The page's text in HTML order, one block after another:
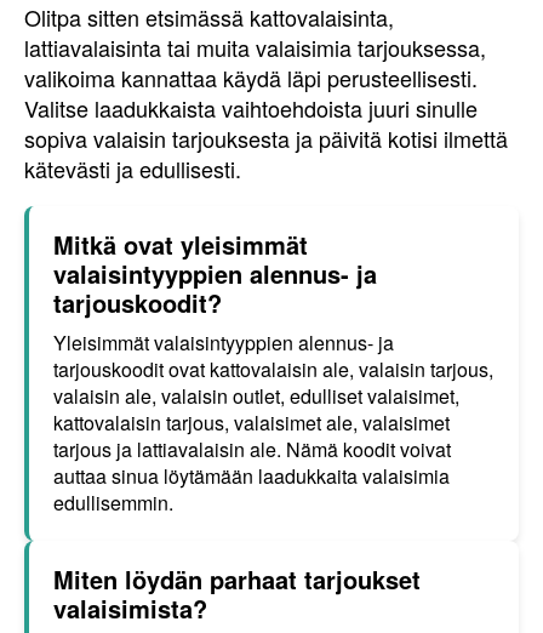
Olitpa sitten etsimässä kattovalaisinta,
lattiavalaisinta tai muita valaisimia tarjouksessa,
valikoima kannattaa käydä läpi perusteellisesti.
Valitse laadukkaista vaihtoehdoista juuri sinulle
sopiva valaisin tarjouksesta ja päivitä kotisi ilmettä
kätevästi ja edullisesti.
Mitkä ovat yleisimmät
valaisintyyppien alennus- ja
tarjouskoodit?
Yleisimmät valaisintyyppien alennus- ja
tarjouskoodit ovat kattovalaisin ale, valaisin tarjous,
valaisin ale, valaisin outlet, edulliset valaisimet,
kattovalaisin tarjous, valaisimet ale, valaisimet
tarjous ja lattiavalaisin ale. Nämä koodit voivat
auttaa sinua löytämään laadukkaita valaisimia
edullisemmin.
Miten löydän parhaat tarjoukset
valaisimista?